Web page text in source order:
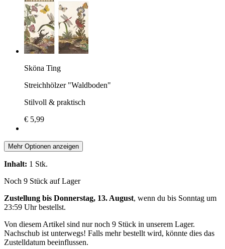
Sköna Ting
Streichhölzer "Waldboden"
Stilvoll & praktisch
€ 5,99
Mehr Optionen anzeigen
Inhalt: 1 Stk.
Noch 9 Stück auf Lager
Zustellung bis Donnerstag, 13. August, wenn du bis Sonntag um
23:59 Uhrbestellst.
Von diesem Artikel sind nur noch 9 Stück in unserem Lager.
Nachschub ist unterwegs! Falls mehr bestellt wird, könnte dies das
Zustelldatum beeinflussen.